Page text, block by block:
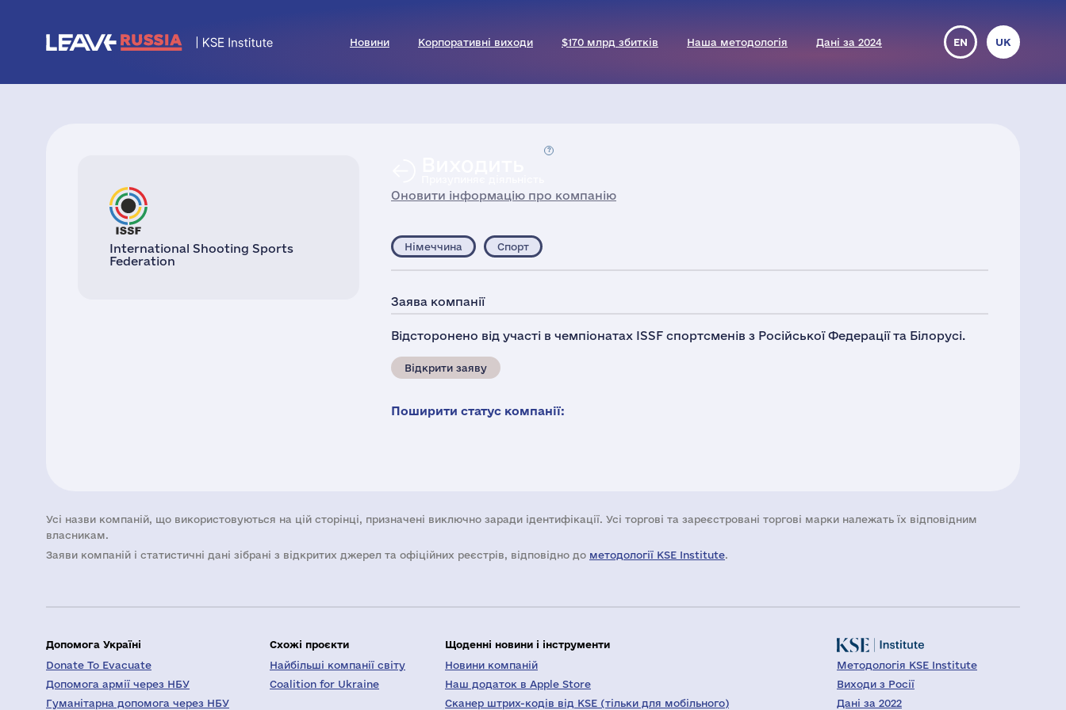
Новини Корпоративні виходи $170 млрд збитків Наша методологія Дані за 2024 EN UK
International Shooting Sports
Federation
Оновити інформацію про компанію
Німеччина Спорт
Заява компанії
Відсторонено від участі в чемпіонатах ISSF спортсменів з Російської Федерації та Білорусі.
Відкрити заяву
Поширити статус компанії:
Усі назви компаній, що використовуються на цій сторінці, призначені виключно заради ідентифікації. Усі торгові та зареєстровані торгові марки належать їх відповідним
власникам.
Заяви компаній i статистичні дані зібрані з відкритих джерел та офіційних реєстрів, відповідно до методології KSE Institute.
Допомога Україні
Donate To Evacuate
Допомога армії через НБУ
Гуманітарна допомога через НБУ
Схожі проєкти
Найбільші компанії світу
Coalition for Ukraine
Щоденні новини і інструменти
Новини компаній
Наш додаток в Apple Store
Сканер штрих-кодів від KSE (тільки для мобільного)
Методологія KSE Institute
Виходи з Росії
Дані за 2022